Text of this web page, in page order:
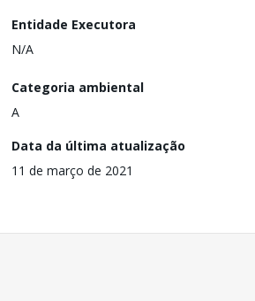
Entidade Executora
N/A
Categoria ambiental
A
Data da última atualização
11 de março de 2021